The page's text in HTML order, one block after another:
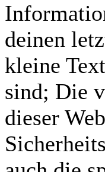
deinen
kleine
sind; Die
dieser